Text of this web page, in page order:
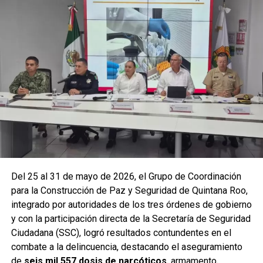
operativo en campo permitieron la recuperación de105
relacionados con reportes de robo o probables
hechos delictivos. Además, se realizaron
24 mil 622
revisiones preventivasa personas y unidades
vehiculares, reforzando la vigilancia en zonas estratégicas
y puntos de alta movilidad.
Del 25 al 31 de mayo de 2026, el Grupo de Coordinación
para la Construcción de Paz y Seguridad de Quintana Roo,
integrado por autoridades de los tres órdenes de gobierno
y con la participación directa de la Secretaría de Seguridad
Ciudadana (SSC), logró resultados contundentes en el
combate a la delincuencia, destacando el aseguramiento
de seis mil 557 dosis de narcóticos, armamento,